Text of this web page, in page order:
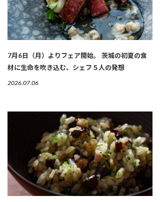
7月6日（月）よりフェア開始。 茨城の初夏の食
材に生命を吹き込む、シェフ５人の発想
2026.07.06